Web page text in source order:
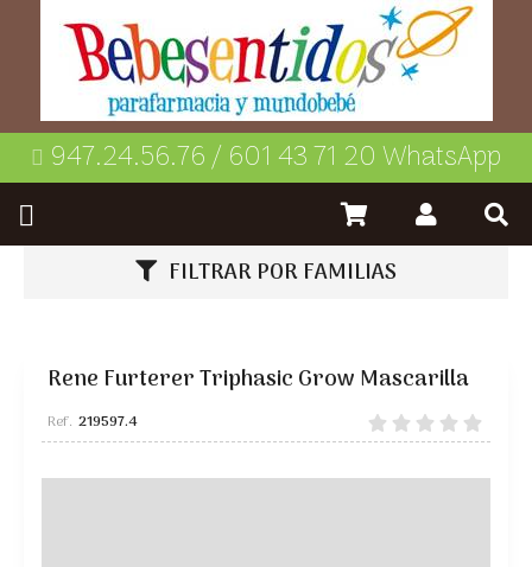
947.24.56.76 / 601 43 71 20 WhatsApp
FILTRAR POR FAMILIAS
Rene Furterer Triphasic Grow Mascarilla
219597.4